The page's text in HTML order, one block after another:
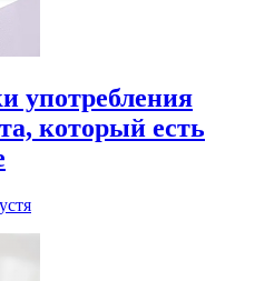
употребления
который есть